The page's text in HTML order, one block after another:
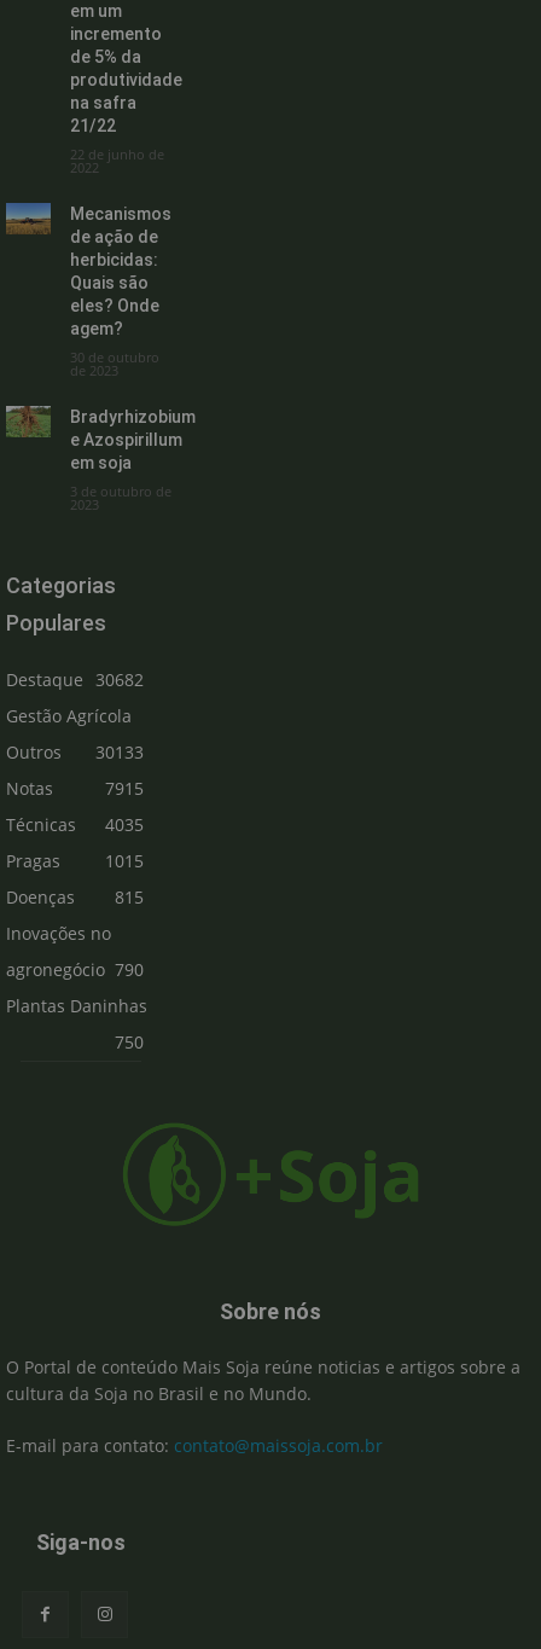
em um
incremento
de 5% da
produtividade
na safra
21/22
22 de junho de
2022
Mecanismos
de ação de
herbicidas:
Quais são
eles? Onde
agem?
30 de outubro
de 2023
Bradyrhizobium
e Azospirillum
em soja
3 de outubro de
2023
Categorias
Populares
Destaque
30682
Gestão Agrícola
30133
Outros
7915
Notas
Técnicas
4035
Pragas
1015
Doenças
815
Inovações no
agronegócio 790
Plantas Daninhas
750
Sobre nós
O Portal de conteúdo Mais Soja reúne noticias e artigos sobre a
cultura da Soja no Brasil e no Mundo.
E-mail para contato: contato@maissoja.com.br
Siga-nos